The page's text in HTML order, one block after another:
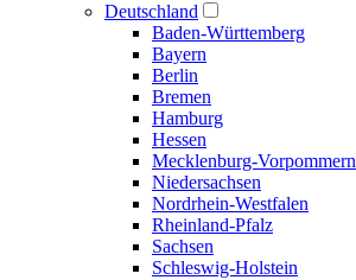
Deutschland
Baden-Württemberg
Bayern
Berlin
Bremen
Hamburg
Hessen
Mecklenburg-Vorpommern
Niedersachsen
Nordrhein-Westfalen
Rheinland-Pfalz
Sachsen
Schleswig-Holstein